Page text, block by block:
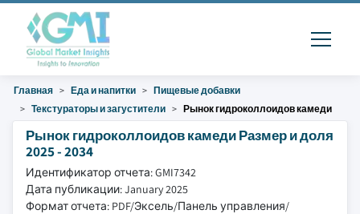
Главная Еда и напитки
Пищевые добавки
Текстураторы и загустители
Рынок гидроколлоидов камеди
Рынок гидроколлоидов камеди Размер и доля
2025 - 2034
Идентификатор отчета: GMI7342
Дата публикации: January 2025
Формат отчета: PDF/Эксель/Панель управления/